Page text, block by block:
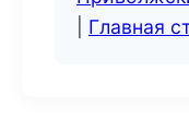
Главная